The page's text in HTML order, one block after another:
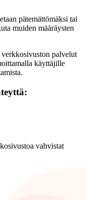
pätemättömäksi tai
muiden määräysten
palvelut
käyttäjille
vahvistat